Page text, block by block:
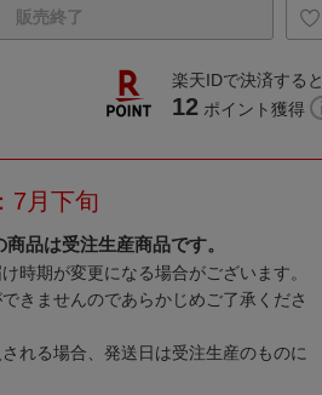
販売終了
楽天IDで決済すると
12 ポイント獲得
7月下旬
商品は受注生産商品です。
時期が変更になる場合がございます。
きませんのであらかじめご了承くださ
れる場合、発送日は受注生産のものに